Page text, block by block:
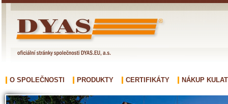
O SPOLEČNOSTI PRODUKTY CERTIFIKÁTY NÁKUP